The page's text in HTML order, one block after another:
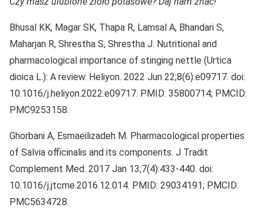
Bhusal KK, Magar SK, Thapa R, Lamsal A, Bhandari S,
Maharjan R, Shrestha S, Shrestha J. Nutritional and
pharmacological importance of stinging nettle (Urtica
dioica L.): A review. Heliyon. 2022 Jun 22;8(6):e09717. doi:
10.1016/j.heliyon.2022.e09717. PMID: 35800714; PMCID:
PMC9253158.
Ghorbani A, Esmaeilizadeh M. Pharmacological properties
of Salvia officinalis and its components. J Tradit
Complement Med. 2017 Jan 13;7(4):433-440. doi:
10.1016/j.jtcme.2016.12.014. PMID: 29034191; PMCID:
PMC5634728.